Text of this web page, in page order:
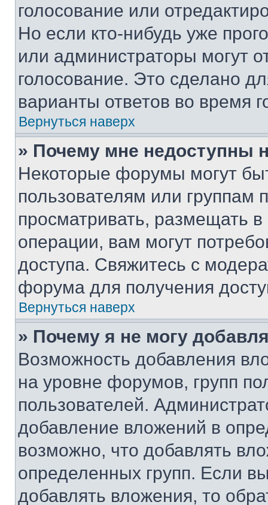
голосование или
Но если кто-нибудь уже
или администраторы могут
голосование. Это сделано
варианты ответов во время
Вернуться наверх
» Почему мне недоступны
Некоторые форумы могут
пользователям или группам
просматривать, размещать
операции, вам могут
доступа. Свяжитесь с
форума для получения
Вернуться наверх
» Почему я не могу
Возможность добавления
на уровне форумов, групп
пользователей.
добавление вложений в
возможно, что добавлять
определенных групп. Если
добавлять вложения, то